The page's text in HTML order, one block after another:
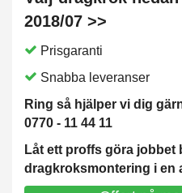
2018/07 >>
Prisgaranti
Snabba leveranser
Ring så hjälper vi dig
0770 - 11 44 11
Låt ett proffs göra jobbet
dragkroksmontering i en